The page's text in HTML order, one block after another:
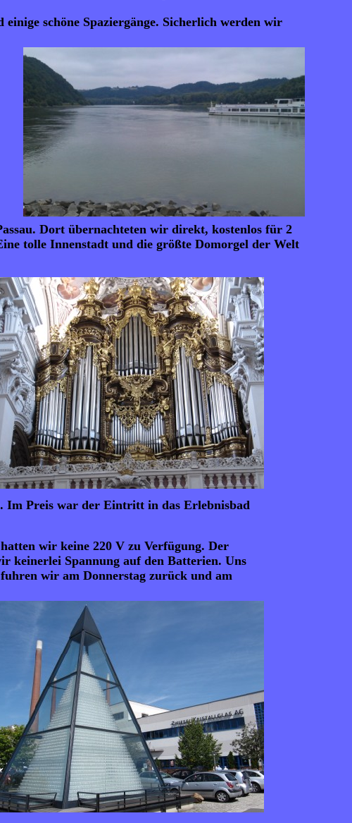
schöne Spaziergänge. Sicherlich werden wir
Dort übernachteten wir direkt, kostenlos für 2
tolle Innenstadt und die größte Domorgel der Welt
Im Preis war der Eintritt in das Erlebnisbad
wir keine 220 V zu Verfügung. Der
keinerlei Spannung auf den Batterien. Uns
wir am Donnerstag zurück und am